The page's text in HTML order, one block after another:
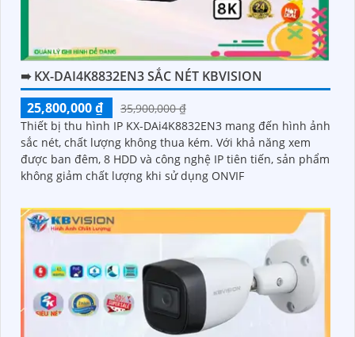
➠ KX-DAI4K8832EN3 SẮC NÉT KBVISION
25,800,000 ₫
35,900,000 ₫
Thiết bị thu hình IP KX-DAi4K8832EN3 mang đến hình ảnh
sắc nét, chất lượng không thua kém. Với khả năng xem
được ban đêm, 8 HDD và công nghệ IP tiên tiến, sản phẩm
không giảm chất lượng khi sử dụng ONVIF